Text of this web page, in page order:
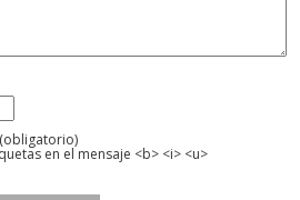
en el mensaje <b> <i> <u>